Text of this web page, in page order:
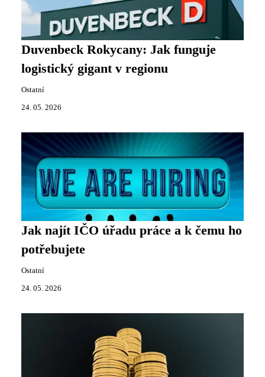
Duvenbeck Rokycany: Jak funguje
logistický gigant v regionu
Ostatní
24. 05. 2026
Jak najít IČO úřadu práce a k čemu ho
potřebujete
Ostatní
24. 05. 2026